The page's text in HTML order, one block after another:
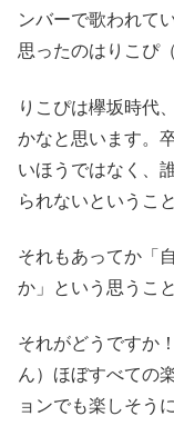
ンバーで歌われて
思ったのはりこぴ
りこぴは欅坂時代
かなと思います。
いほうではなく、
られないというこ
それもあってか「
か」という思うこ
それがどうですか
ん）ほぼすべての
ョンでも楽しそう